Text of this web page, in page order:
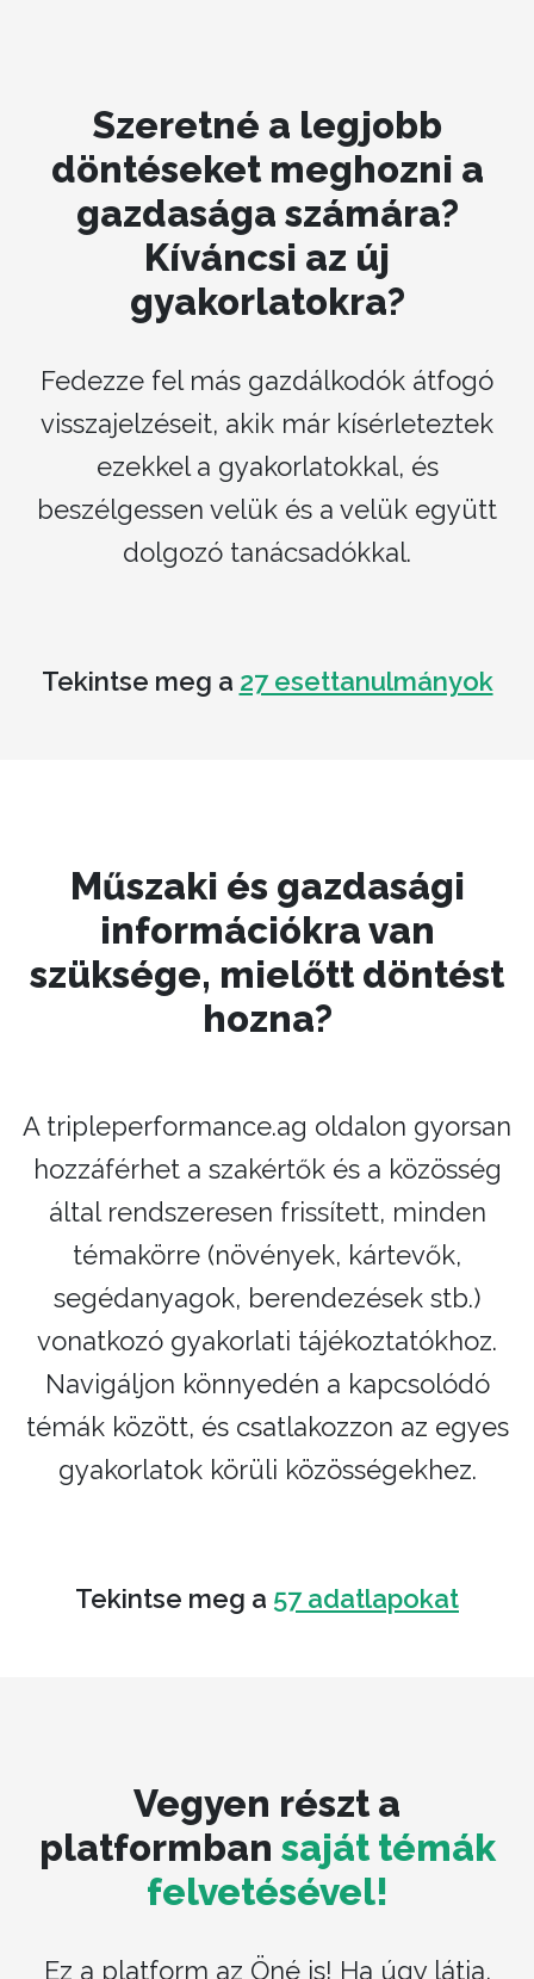
Szeretné a legjobb
döntéseket meghozni a
gazdasága számára?
Kíváncsi az új
gyakorlatokra?
Fedezze fel más gazdálkodók átfogó
visszajelzéseit, akik már kísérleteztek
ezekkel a gyakorlatokkal, és
beszélgessen velük és a velük együtt
dolgozó tanácsadókkal.
Tekintse meg a 27 esettanulmányok
Műszaki és gazdasági
információkra van
szüksége, mielőtt döntést
hozna?
A tripleperformance.ag oldalon gyorsan
hozzáférhet a szakértők és a közösség
által rendszeresen frissített, minden
témakörre (növények, kártevők,
segédanyagok, berendezések stb.)
vonatkozó gyakorlati tájékoztatókhoz.
Navigáljon könnyedén a kapcsolódó
témák között, és csatlakozzon az egyes
gyakorlatok körüli közösségekhez.
Tekintse meg a 57 adatlapokat
Vegyen részt a
platformban saját témák
felvetésével!
Ez a platform az Öné is! Ha úgy látja,